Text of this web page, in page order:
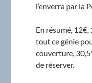
l’enverra par la
En résumé, 12€,
tout ce génie
couverture,
de réserver.